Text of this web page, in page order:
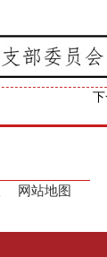
下
网站地图